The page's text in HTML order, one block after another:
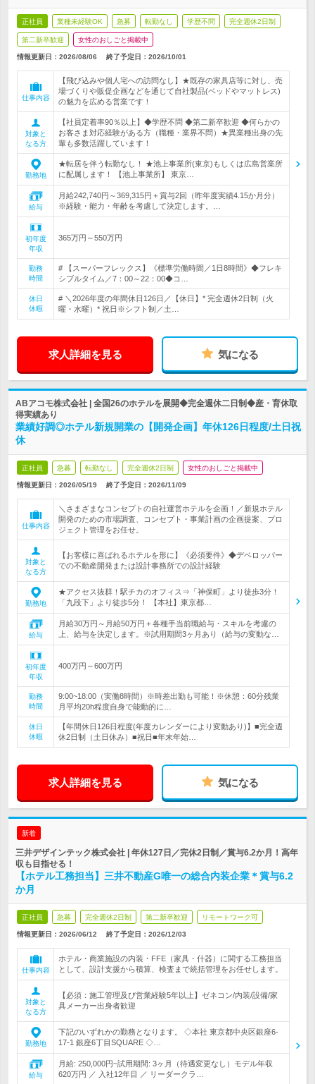
正社員 業種未経験OK 急募 転勤なし 学歴不問 完全週休2日制
第二新卒歓迎 女性のおしごと掲載中
情報更新日：2026/08/06 終了予定日： 2026/10/01
仕事内容
【飛び込みや個人宅への訪問なし】★既存の家具店等に対し、売
場づくりや販促企画などを通じて自社製品(ベッドやマットレス)
の魅力を広める営業です！
対象と
なる方
【社員定着率90％以上】◆学歴不問 ◆第二新卒歓迎 ◆何らかの
お客さま対応経験がある方（職種・業界不問）★異業種出身の先
輩も多数活躍しています！
勤務地
★転居を伴う転勤なし！ ★池上事業所(東京)もしくは広島営業所
に配属します！ 【池上事業所】 東京…
給与
月給242,740円～369,315円＋賞与2回（昨年度実績4.15か月分）
※経験・能力・年齢を考慮して決定します。…
初年度
年収
365万円～550万円
勤務
時間
# 【スーパーフレックス】《標準労働時間／1日8時間》◆フレキ
シブルタイム／7：00～22：00◆コ…
休日
休暇
# ＼2026年度の年間休日126日／【休日】* 完全週休2日制（火
曜・水曜）* 祝日※シフト制／土…
求人詳細を見る 気になる
ABアコモ株式会社 | 全国26のホテルを展開◆完全週休二日制◆産・育休取
得実績あり
業績好調◎ホテル新規開業の【開発企画】年休126日程度/土日祝
休
正社員 急募 転勤なし 完全週休2日制 女性のおしごと掲載中
情報更新日：2026/05/19 終了予定日： 2026/11/09
仕事内容
＼さまざまなコンセプトの自社運営ホテルを企画！／新規ホテル
開発のための市場調査、コンセプト・事業計画の企画提案、プロ
ジェクト管理をお任せ。
対象と
なる方
【お客様に喜ばれるホテルを形に】《必須要件》◆デベロッパー
での不動産開発または設計事務所での設計経験
勤務地
★アクセス抜群！駅チカのオフィス⇒「神保町」より徒歩3分！
「九段下」より徒歩5分！ 【本社】東京都…
給与
月給30万円～月給50万円＋各種手当前職給与・スキルを考慮の
上、給与を決定します。※試用期間3ヶ月あり（給与の変動な…
初年度
年収
400万円～600万円
勤務
時間
9:00~18:00（実働8時間）※時差出勤も可能！※休憩：60分残業
月平均20h程度自身で能動的に…
休日
休暇
【年間休日126日程度(年度カレンダーにより変動あり)】■完全週
休2日制（土日休み）■祝日■年末年始…
求人詳細を見る 気になる
新着
三井デザインテック株式会社 | 年休127日／完休2日制／賞与6.2か月！高年
収も目指せる！
【ホテル工務担当】三井不動産G唯一の総合内装企業＊賞与6.2
か月
正社員 急募 完全週休2日制 第二新卒歓迎 リモートワーク可
情報更新日：2026/06/12 終了予定日： 2026/12/03
仕事内容
ホテル・商業施設の内装・FFE（家具・什器）に関する工務担当
として、設計支援から積算、検査まで統括管理をお任せします。
対象と
なる方
【必須：施工管理及び営業経験5年以上】ゼネコン/内装/設備/家
具メーカー出身者歓迎
勤務地
下記のいずれかの勤務となります。 ◇本社 東京都中央区銀座6-
17-1 銀座6丁目SQUARE ◇…
給与
月給: 250,000円~試用期間: 3ヶ月（待遇変更なし）モデル年収
620万円 ／ 入社12年目 ／ リーダークラ…